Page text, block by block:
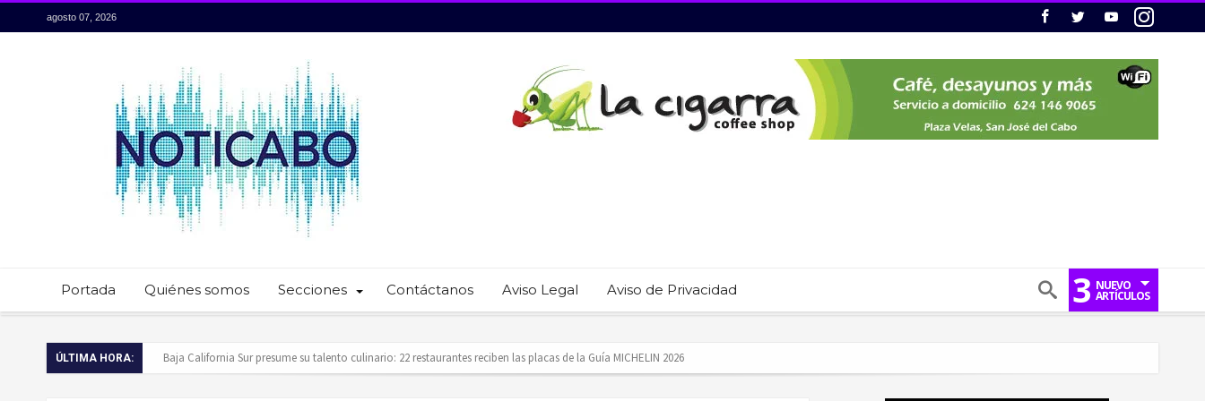
agosto 07, 2026
Portada Quiénes somos Secciones Contáctanos Aviso Legal Aviso de Privacidad 3 NUEVO
ARTÍCULOS
ÚLTIMA HORA:
Servidores públicos realizan recorridos para la prevención del trabajo infantil en Cabo San Lucas